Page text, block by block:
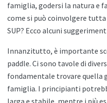
famiglia, godersi la natura e
come si può coinvolgere tutta
SUP? Ecco alcuni
Innanzitutto, è importante
paddle. Ci sono tavole di
fondamentale trovare quella
famiglia. I principianti